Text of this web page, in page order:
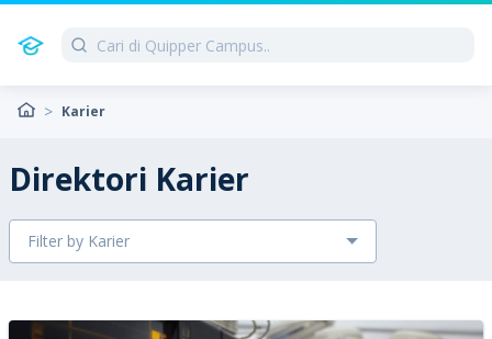
Karier
Direktori Karier
Filter by Karier